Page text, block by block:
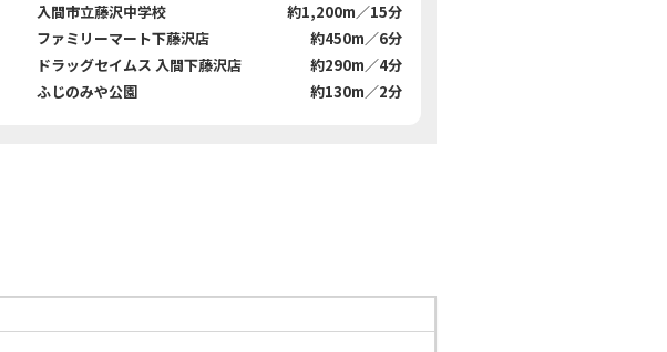
入間市立藤沢中学校
約1,200m／15分
ファミリーマート下藤沢店
約450m／6分
ドラッグセイムス 入間下藤沢店
約290m／4分
ふじのみや公園
約130m／2分